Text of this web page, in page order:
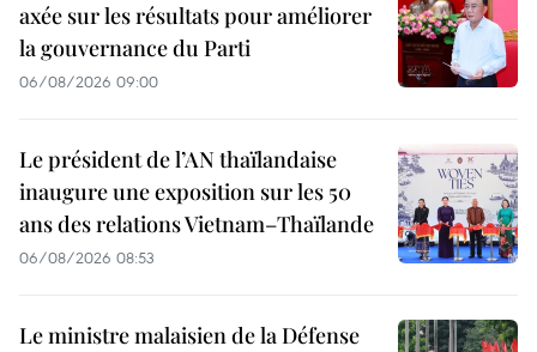
axée sur les résultats pour améliorer
la gouvernance du Parti
06/08/2026 09:00
Le président de l’AN thaïlandaise
inaugure une exposition sur les 50
ans des relations Vietnam–Thaïlande
06/08/2026 08:53
Le ministre malaisien de la Défense